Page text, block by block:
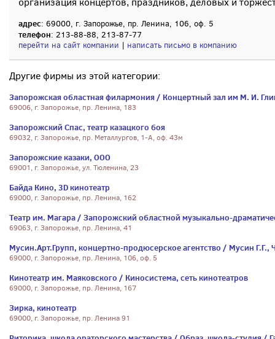
адрес: 69000, г. Запорожье, пр. Ленина, 106, оф. 5
телефон: 213-88-88, 213-87-77
перейти на сайт компании | написать письмо в компанию
Другие фирмы из этой категории:
Запорожская областная филармония / Концертный зал им М. И.
69006, г. Запорожье, пр. Ленина, 183
Запорожский Спас, театр казацкого боя
69032, г. Запорожье, пр. Металлургов, 1-А, оф. 43м
Запорожские казаки, ООО
69001, г. Запорожье, ул. Тюленина, 23
Байда Кино, 3D кинотеатр
69000, г. Запорожье, пр. Ленина, 162
Театр им. Магара / Запорожский областной музыкально-
69063, г. Запорожье, пр. Ленина, 41
Мусин.Арт.Групп, концертно-продюсерское агентство / Мусин Г.Г.,
69000, г. Запорожье, пр. Ленина, 106, оф. 5
Кинотеатр им. Маяковского / Киносистема, сеть кинотеатров
69000, г. Запорожье, пр. Ленина, 167
Зирка, кинотеатр
69000, г. Запорожье, пр. Ленина 91